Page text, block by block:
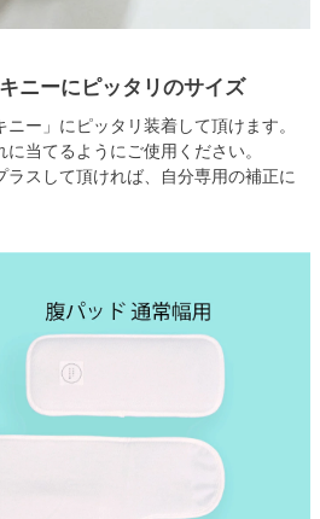
ニーにピッタリのサイズ
ー」にピッタリ装着して頂けます。
当てるようにご使用ください。
スして頂ければ、自分専用の補正に